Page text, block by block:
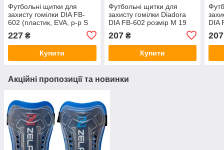
Футбольні щитки для
захисту гомілки DIA FB-
602 (пластик, EVA, р-р S
18 , M 19 див. , кольори в
асортименті)
227 ₴
Купити
Футбольні щитки для
захисту гомілки Diadora
DIA FB-602 розмір M 19
207₴
Купити
DIA
207
Акційні пропозиції та новинки